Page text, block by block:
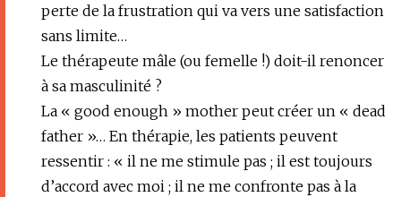
perte de la frustration qui va vers une satisfaction
sans limite…
Le thérapeute mâle (ou femelle !) doit-il renoncer
à sa masculinité ?
La « good enough » mother peut créer un « dead
father »… En thérapie, les patients peuvent
ressentir : « il ne me stimule pas ; il est toujours
d’accord avec moi ; il ne me confronte pas à la